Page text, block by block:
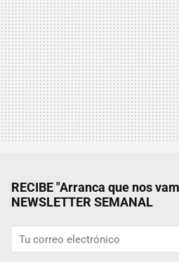
RECIBE "Arranca que nos
NEWSLETTER SEMANAL